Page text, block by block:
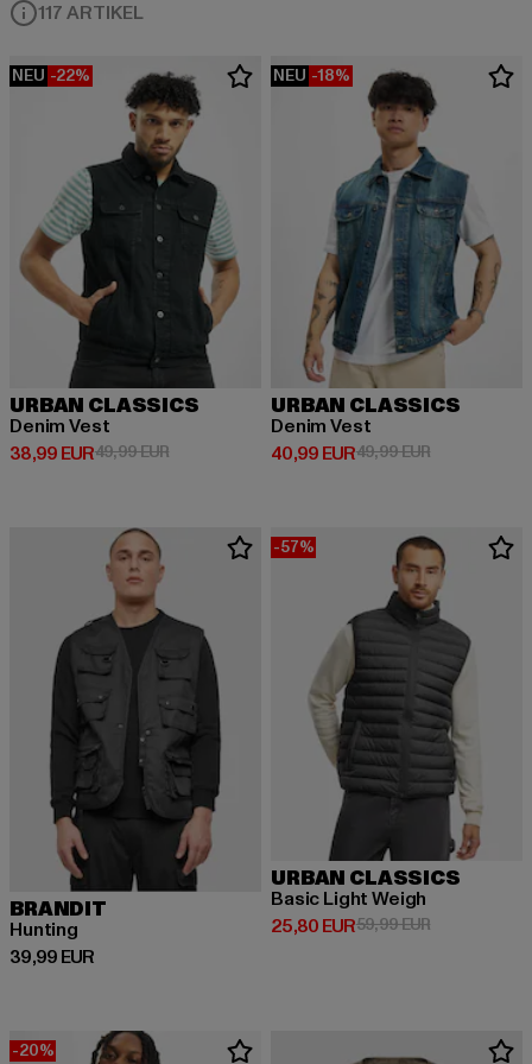
117 ARTIKEL
NEU -22%
URBAN CLASSICS
Denim Vest
38,99 EUR
Derzeitiger Preis: 38,99 EUR
49,99 EURAktionspreis: 49,99 EUR
NEU -18%
URBAN CLASSICS
Denim Vest
40,99 EUR
Derzeitiger Preis: 40,99 EUR
49,99 EURAktionspreis:
BRANDIT
Hunting
39,99 EUR
Derzeitiger Preis: 39,99 EUR
-57%
URBAN CLASSICS
Basic Light Weigh
25,80 EUR
Derzeitiger Preis: 25,80 EUR
59,99 EURAktionspreis:
-20%